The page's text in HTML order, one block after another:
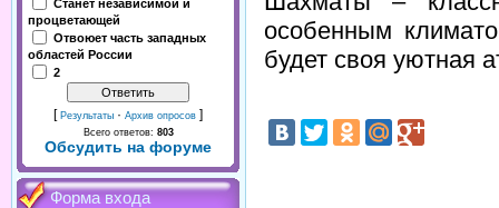
Станет независимой и
процветающей
Отвоюет часть западных
областей России
2
[ Результаты · Архив опросов ]
Всего ответов: 803
Обсудить на форуме
Форма входа
особенным
будет своя уютная